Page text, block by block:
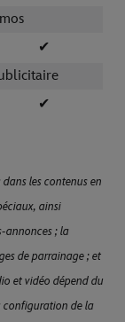
✔
✔
les contenus en
ainsi
annonces ; la
de parrainage ; et
et vidéo dépend du
configuration de la